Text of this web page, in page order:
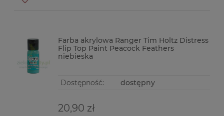
Farba akrylowa Ranger Tim Holtz Distress
Flip Top Paint Peacock Feathers
niebieska
Dostępność: dostępny
20,90 zł